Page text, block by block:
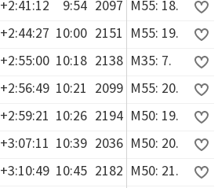
+2:41:12 9:54 2097 M55: 18.
+2:44:27 10:00 2151 M55: 19.
+2:55:00 10:18 2138 M35: 7.
+2:56:49 10:21 2099 M55: 20.
+2:59:21 10:26 2194 M50: 19.
+3:07:11 10:39 2036 M50: 20.
+3:10:49 10:45 2182 M50: 21.